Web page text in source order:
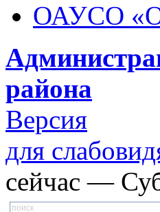
ОАУСО
района
Версия
для
сейчас —